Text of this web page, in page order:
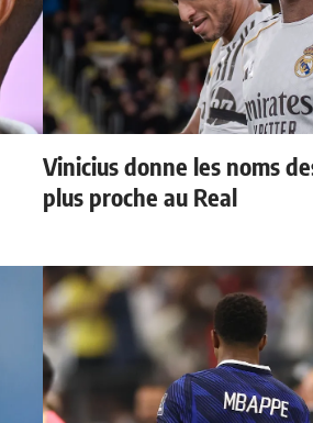
Vinicius donne les noms
plus proche au Real